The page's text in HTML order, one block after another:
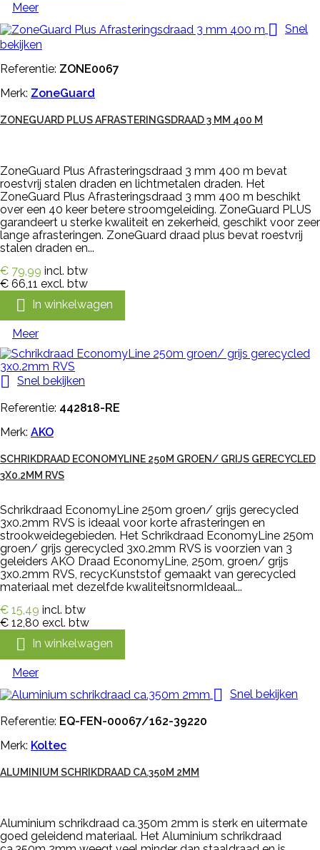
Meer
 Snel
bekijken
Referentie: ZONE0067
Merk: ZoneGuard
ZONEGUARD PLUS AFRASTERINGSDRAAD 3 MM 400 M
ZoneGuard Plus Afrasteringsdraad 3 mm 400 m bevat
roestvrij stalen draden en lichtmetalen draden. Het
ZoneGuard Plus Afrasteringsdraad 3 mm 400 m beschikt
over een 40 keer betere stroomgeleiding. ZoneGuard PLUS
garandeert u sterke kwaliteit en zekerheid, geschikt voor zeer
lange afrasteringen. ZoneGuard draad plus bevat roestvrij
stalen draden en...
€ 79,99 incl. btw
€ 66,11 excl. btw
 In winkelwagen
Meer
 Snel bekijken
Referentie: 442818-RE
Merk: AKO
SCHRIKDRAAD ECONOMYLINE 250M GROEN/ GRIJS GERECYCLED
3X0.2MM RVS
Schrikdraad EconomyLine 250m groen/ grijs gerecycled
3x0.2mm RVS is ideaal voor korte afrasteringen en
strookweidegebieden. Het Schrikdraad EconomyLine 250m
groen/ grijs gerecycled 3x0.2mm RVS is voorzien van 3
geleiders AKO Draad EconomyLine, 250m, groen/ grijs
3x0.2mm RVS, recycKunststof gemaakt van gerecycled
materiaal met dezelfde kwaliteitsnormIdeaal...
€ 15,49 incl. btw
€ 12,80 excl. btw
 In winkelwagen
Meer
 Snel bekijken
Referentie: EQ-FEN-00067/162-39220
Merk: Koltec
ALUMINIUM SCHRIKDRAAD CA.350M 2MM
Aluminium schrikdraad ca.350m 2mm is sterk en uitermate
goed geleidend materiaal. Het Aluminium schrikdraad